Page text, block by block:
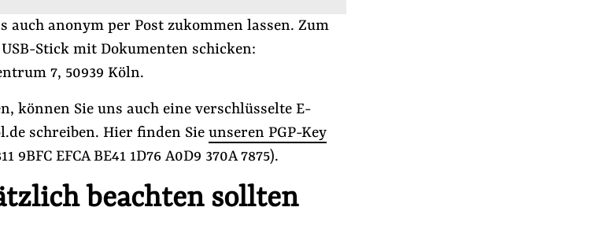
Lobbywelt #Handelspolitik
Folge Uns
BlueskyInstagram
YoutubeLinkedIn
Feed Newsletter
anonym per Post zukommen lassen. Zum
Stick mit Dokumenten schicken:
7, 50939 Köln.
können Sie uns auch eine verschlüsselte E-
schreiben. Hier finden Sie unseren PGP-Key
9BFC EFCA BE41 1D76 A0D9 370A 7875).
beachten sollten